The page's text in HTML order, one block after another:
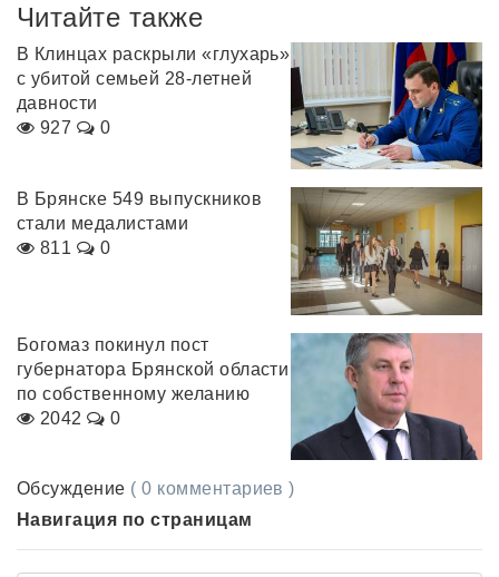
Читайте также
В Клинцах раскрыли «глухарь»
с убитой семьей 28-летней
давности
927
0
В Брянске 549 выпускников
стали медалистами
811
0
Богомаз покинул пост
губернатора Брянской области
по собственному желанию
2042
0
Обсуждение ( 0 комментариев )
Навигация по страницам